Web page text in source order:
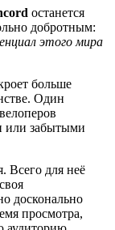
останется
добротным:
этого мира
больше
Один
или забытыми
Всего для неё
досконально
просмотра,